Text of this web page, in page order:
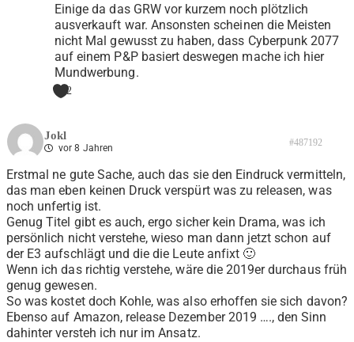
Einige da das GRW vor kurzem noch plötzlich
ausverkauft war. Ansonsten scheinen die Meisten
nicht Mal gewusst zu haben, dass Cyberpunk 2077
auf einem P&P basiert deswegen mache ich hier
Mundwerbung.
2
Jokl
vor 8 Jahren #487192
Erstmal ne gute Sache, auch das sie den Eindruck vermitteln,
das man eben keinen Druck verspürt was zu releasen, was
noch unfertig ist.
Genug Titel gibt es auch, ergo sicher kein Drama, was ich
persönlich nicht verstehe, wieso man dann jetzt schon auf
der E3 aufschlägt und die die Leute anfixt 🙂
Wenn ich das richtig verstehe, wäre die 2019er durchaus früh
genug gewesen.
So was kostet doch Kohle, was also erhoffen sie sich davon?
Ebenso auf Amazon, release Dezember 2019 …., den Sinn
dahinter versteh ich nur im Ansatz.